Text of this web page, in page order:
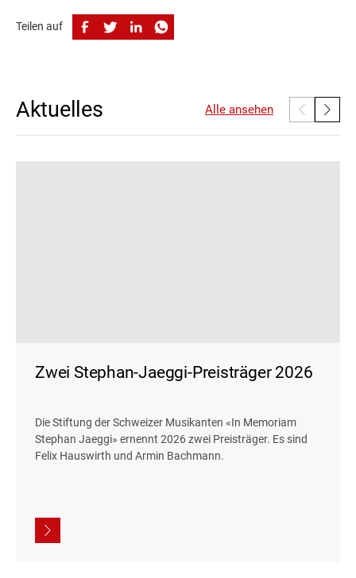
Teilen auf
Aktuelles Alle ansehen
Zwei Stephan-Jaeggi-Preisträger 2026
Die Stiftung der Schweizer Musikanten «In Memoriam
Stephan Jaeggi» ernennt 2026 zwei Preisträger. Es sind
Felix Hauswirth und Armin Bachmann.